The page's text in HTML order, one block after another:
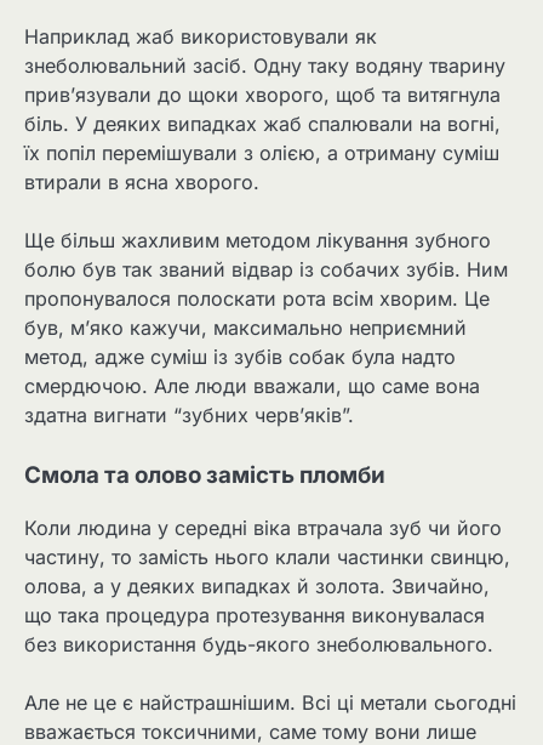
Наприклад жаб використовували як
знеболювальний засіб. Одну таку водяну тварину
прив’язували до щоки хворого, щоб та витягнула
біль. У деяких випадках жаб спалювали на вогні,
їх попіл перемішували з олією, а отриману суміш
втирали в ясна хворого.
Ще більш жахливим методом лікування зубного
болю був так званий відвар із собачих зубів. Ним
пропонувалося полоскати рота всім хворим. Це
був, м’яко кажучи, максимально неприємний
метод, адже суміш із зубів собак була надто
смердючою. Але люди вважали, що саме вона
здатна вигнати “зубних черв’яків”.
Смола та олово замість пломби
Коли людина у середні віка втрачала зуб чи його
частину, то замість нього клали частинки свинцю,
олова, а у деяких випадках й золота. Звичайно,
що така процедура протезування виконувалася
без використання будь-якого знеболювального.
Але не це є найстрашнішим. Всі ці метали сьогодні
вважається токсичними, саме тому вони лише